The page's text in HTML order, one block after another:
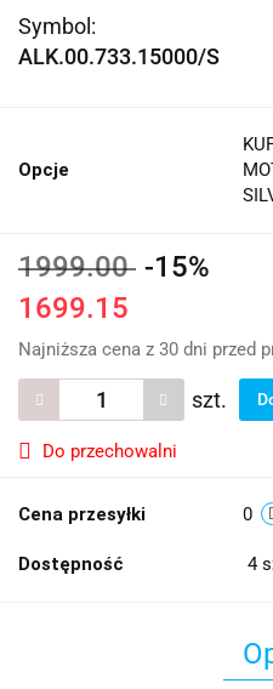
Symbol:
ALK.00.733.15000/S
Opcje
1999.00 -15%
1699.15
Najniższa cena z 30 dni przed
szt.
Do przechowalni
Cena przesyłki 0
Dostępność 4